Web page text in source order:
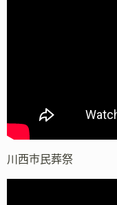
川西市民葬祭